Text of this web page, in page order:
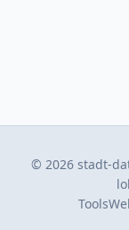
© 2026 stadt-
Tools